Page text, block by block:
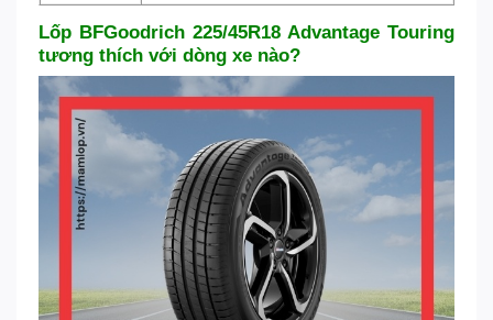
Lốp BFGoodrich 225/45R18 Advantage Touring
tương thích với dòng xe nào?